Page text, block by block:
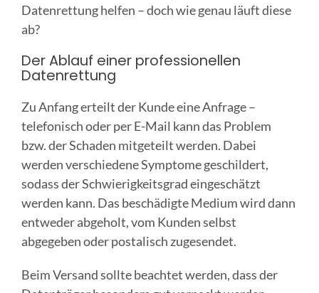
Datenrettung helfen – doch wie genau läuft diese
ab?
Der Ablauf einer professionellen
Datenrettung
Zu Anfang erteilt der Kunde eine Anfrage –
telefonisch oder per E-Mail kann das Problem
bzw. der Schaden mitgeteilt werden. Dabei
werden verschiedene Symptome geschildert,
sodass der Schwierigkeitsgrad eingeschätzt
werden kann. Das beschädigte Medium wird dann
entweder abgeholt, vom Kunden selbst
abgegeben oder postalisch zugesendet.
Beim Versand sollte beachtet werden, dass der